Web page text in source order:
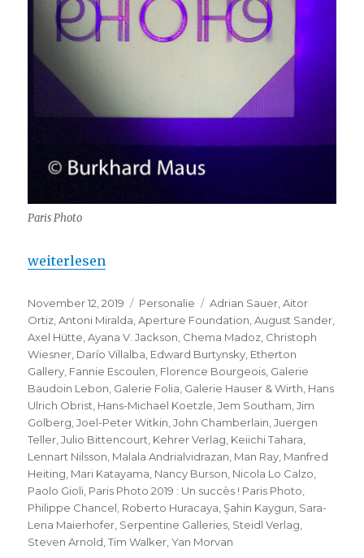
Paris Photo
„Paris Photo 2019 : Un succès !“
weiterlesen
Veröffentlicht
am
November 12, 2019 Kategorien
Personalie Schlagwörter
Adrian Sauer,Aitor
Ortiz,Antoni Miralda,Aperture Foundation,August Sander,
Axel Hütte,Ayana V. Jackson, Chema Madoz, Christoph
Wiesner, Darío Villalba, Edward Burtynsky, Etherton
Gallery, Fannie Escoulen, Florence Bourgeois, Galerie
Baudoin Lebon, Galerie Folia, Galerie Hauser & Wirth, Hans
Ulrich Obrist, Hans-Michael Koetzle,Jem Southam,Jim
Golberg,Joel-Peter Witkin,John Chamberlain,Juergen
Teller,Julio Bittencourt, Kehrer Verlag, Keiichi Tahara,
Lennart Nilsson, Malala Andrialvidrazan, Man Ray, Manfred
Heiting, Mari Katayama, Nancy Burson, Nicola Lo Calzo,
Paolo Gioli, Paris Photo 2019 : Un succès ! Paris Photo,
Philippe Chancel, Roberto Huracaya,Şahin Kaygun, Sara-
Lena Maierhofer, Serpentine Galleries, Steidl Verlag,
Steven Arnold,Tim Walker,Yan Morvan